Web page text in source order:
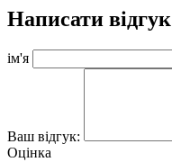
Написати відгук
ім'я
Ваш відгук:
Оцінка